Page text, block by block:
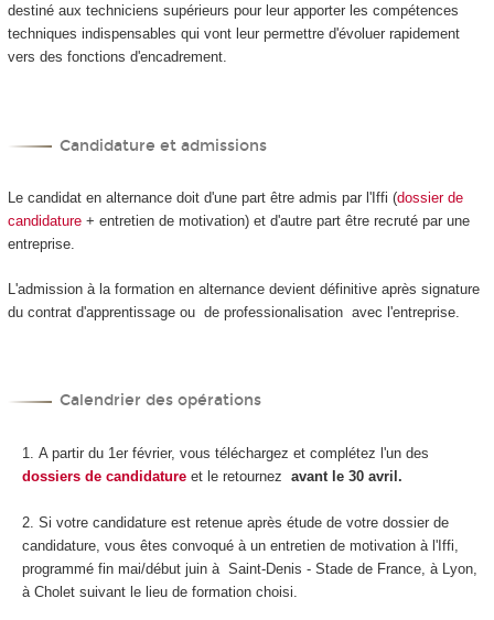
destiné aux techniciens supérieurs pour leur apporter les compétences
techniques indispensables qui vont leur permettre d'évoluer rapidement
vers des fonctions d'encadrement.
Candidature et admissions
Le candidat en alternance doit d'une part être admis par l'Iffi (dossier de
candidature+ entretien de motivation) et d'autre part être recruté par une
entreprise.
L'admission à la formation en alternance devient définitive après signature
du contrat d'apprentissage ou de professionalisation avec l'entreprise.
Calendrier des opérations
A partir du 1er février, vous téléchargez et complétez l'un des
dossiers de candidatureet le retournez avant le 30 avril.
Si votre candidature est retenue après étude de votre dossier de
candidature, vous êtes convoqué à un entretien de motivation à l'Iffi,
programmé fin mai/début juin à Saint-Denis - Stade de France, à Lyon,
à Cholet suivant le lieu de formation choisi.